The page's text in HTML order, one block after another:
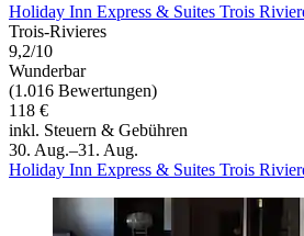
Holiday Inn Express & Suites Trois
Trois-Rivieres
9,2/10
Wunderbar
(1.016 Bewertungen)
118 €
inkl. Steuern & Gebühren
30. Aug.–31. Aug.
Holiday Inn Express & Suites Trois